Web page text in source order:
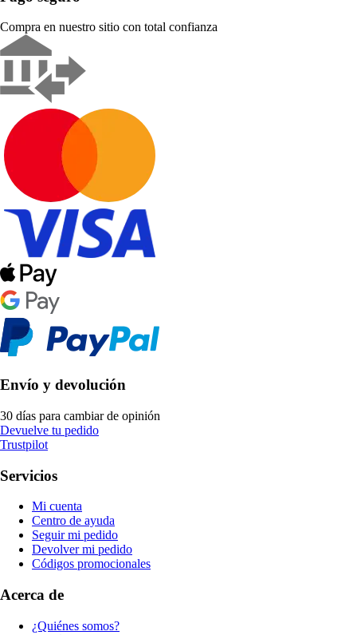
Compra en nuestro sitio con total confianza
Envío y devolución
30 días para cambiar de opinión
Devuelve tu pedido
Trustpilot
Servicios
Mi cuenta
Centro de ayuda
Seguir mi pedido
Devolver mi pedido
Códigos promocionales
Acerca de
¿Quiénes somos?